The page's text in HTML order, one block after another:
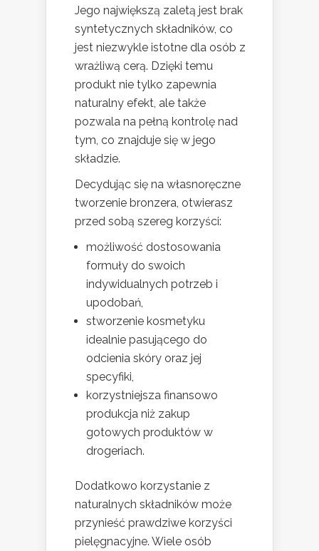
Jego największą zaletą jest brak
syntetycznych składników, co
jest niezwykle istotne dla osób z
wrażliwą cerą. Dzięki temu
produkt nie tylko zapewnia
naturalny efekt, ale także
pozwala na pełną kontrolę nad
tym, co znajduje się w jego
składzie.
Decydując się na własnoręczne
tworzenie bronzera, otwierasz
przed sobą szereg korzyści:
możliwość dostosowania
formuły do swoich
indywidualnych potrzeb i
upodobań,
stworzenie kosmetyku
idealnie pasującego do
odcienia skóry oraz jej
specyfiki,
korzystniejsza finansowo
produkcja niż zakup
gotowych produktów w
drogeriach.
Dodatkowo korzystanie z
naturalnych składników może
przynieść prawdziwe korzyści
pielęgnacyjne. Wiele osób